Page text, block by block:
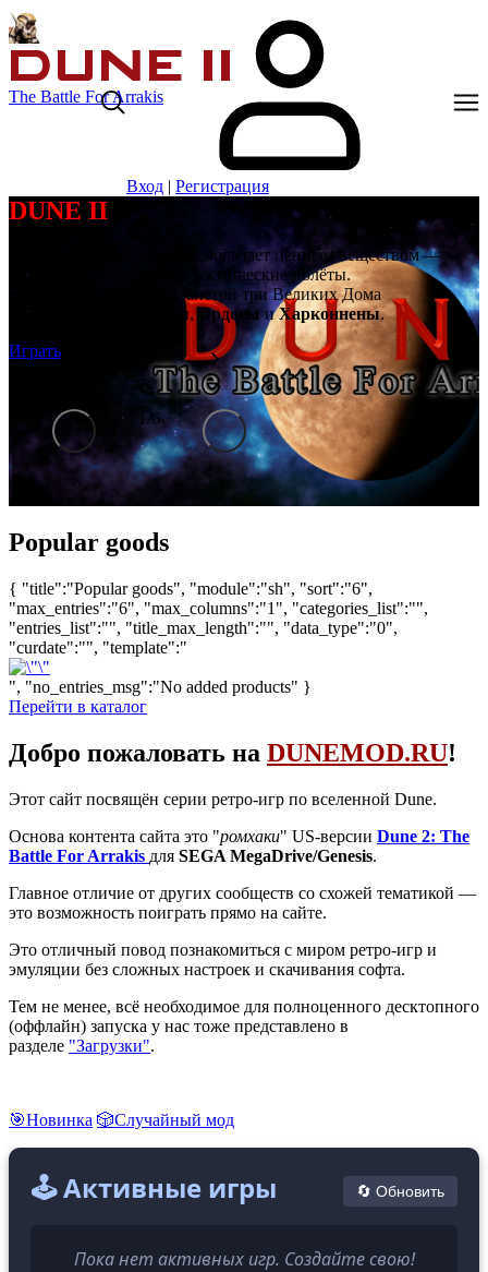
The Battle For Arrakis
Вход | Регистрация
DUNE II
Далёкая планета Арракис обладает ценным веществом —
спайсом, сокращающим космические полёты.
Борются за владение планетой три Великих Дома
Ландсраада:
Атрейдесы, ОрдосыиХарконнены.
Играть
1/6
Popular goods
{ "title":"Popular goods", "module":"sh", "sort":"6",
"max_entries":"6", "max_columns":"1", "categories_list":"",
"entries_list":"", "title_max_length":"", "data_type":"0",
"curdate":"", "template":"
", "no_entries_msg":"No added products" }
Перейти в каталог
Добро пожаловать на DUNEMOD.RU!
Этот сайт посвящён серии ретро-игр по вселенной Dune.
Основа контента сайта это "ромхаки" US-версии Dune 2: The
Battle For Arrakis для SEGA MegaDrive/Genesis.
Главное отличие от других сообществ со схожей тематикой —
это возможность поиграть прямо на сайте.
Это отличный повод познакомиться с миром ретро-игр и
эмуляции без сложных настроек и скачивания софта.
Тем не менее, всё необходимое для полноценного десктопного
(оффлайн) запуска у нас тоже представлено в
разделе "Загрузки".
🎯Новинка 🎲Случайный мод
🕹️ Активные игры 🔄 Обновить
Пока нет активных игр. Создайте свою!